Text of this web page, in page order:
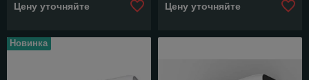
Цену уточняйте Цену уточняйте
Новинка